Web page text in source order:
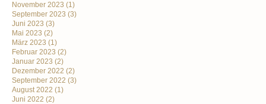
November 2023 (1)
September 2023 (3)
Juni 2023 (3)
Mai 2023 (2)
März 2023 (1)
Februar 2023 (2)
Januar 2023 (2)
Dezember 2022 (2)
September 2022 (3)
August 2022 (1)
Juni 2022 (2)